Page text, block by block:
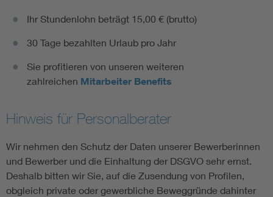
Ihr Stundenlohn beträgt 15,00 € (brutto)
30 Tage bezahlten Urlaub pro Jahr
Sie profitieren von unseren weiteren
zahlreichen Mitarbeiter Benefits
Hinweis für Personalberater
Wir nehmen den Schutz der Daten unserer Bewerberinnen
und Bewerber und die Einhaltung der DSGVO sehr ernst.
Deshalb bitten wir Sie, auf die Zusendung von Profilen,
obgleich private oder gewerbliche Beweggründe dahinter